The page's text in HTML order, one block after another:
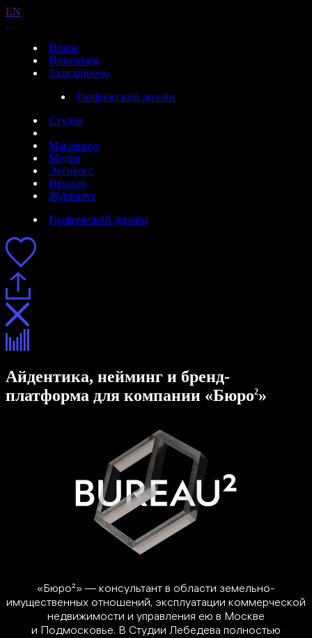
EN
Новое
Инвентарь
Задизайнено
Графический дизайн
Студия
Магазинус
Медиа
Экспресс
Иронов
Журналус
Графический дизайн
Айдентика, нейминг и бренд-
платформа для компании «Бюро2»
«Бюро²» — консультант в области земельно-
имущественных отношений, эксплуатации коммерческой
недвижимости и управления ею в Москве
и Подмосковье. В Студии Лебедева полностью